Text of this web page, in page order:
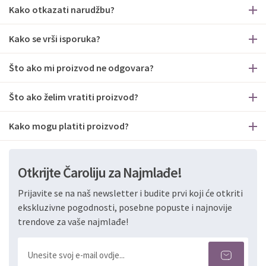
Kako otkazati narudžbu?
Kako se vrši isporuka?
Što ako mi proizvod ne odgovara?
Što ako želim vratiti proizvod?
Kako mogu platiti proizvod?
Otkrijte Čaroliju za Najmlađe!
Prijavite se na naš newsletter i budite prvi koji će otkriti
ekskluzivne pogodnosti, posebne popuste i najnovije
trendove za vaše najmlađe!